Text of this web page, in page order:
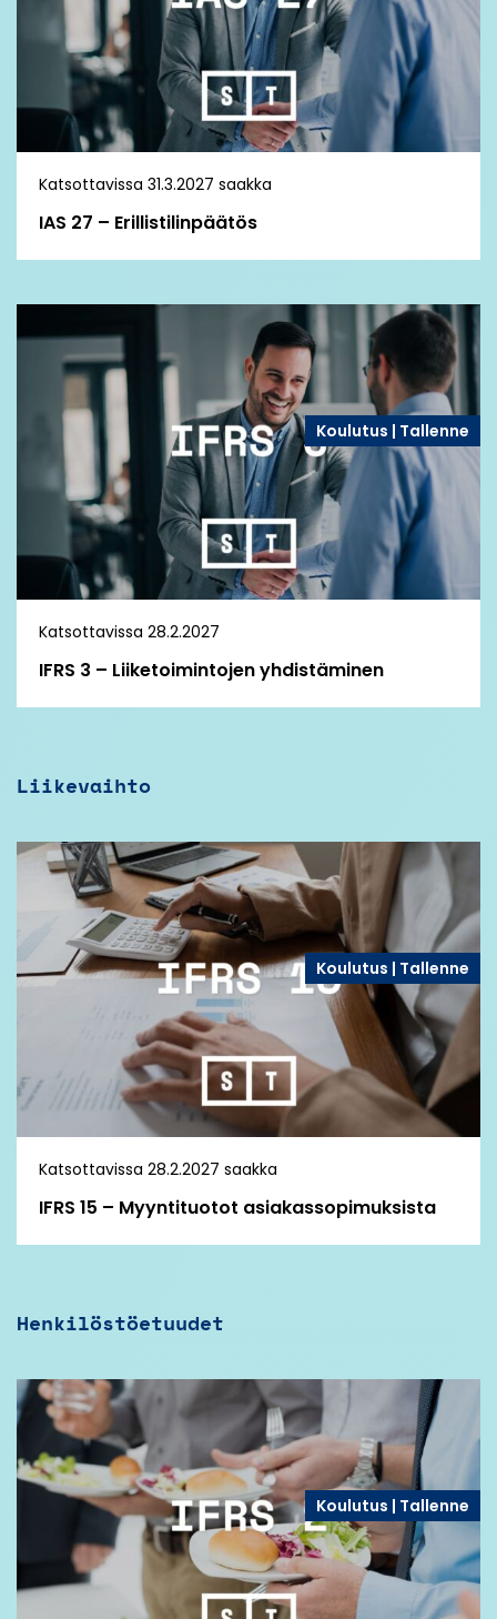
Katsottavissa 31.3.2027 saakka
IAS 27 – Erillistilinpäätös
Koulutus | Tallenne
Katsottavissa 28.2.2027
IFRS 3 – Liiketoimintojen yhdistäminen
Liikevaihto
Koulutus | Tallenne
Katsottavissa 28.2.2027 saakka
IFRS 15 – Myyntituotot asiakassopimuksista
Henkilöstöetuudet
Koulutus | Tallenne